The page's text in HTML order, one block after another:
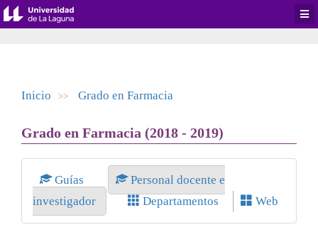
Inicio >> Grado en Farmacia
Grado en Farmacia (2018 - 2019)
Guías
Personal docente e
investigador
Departamentos Web